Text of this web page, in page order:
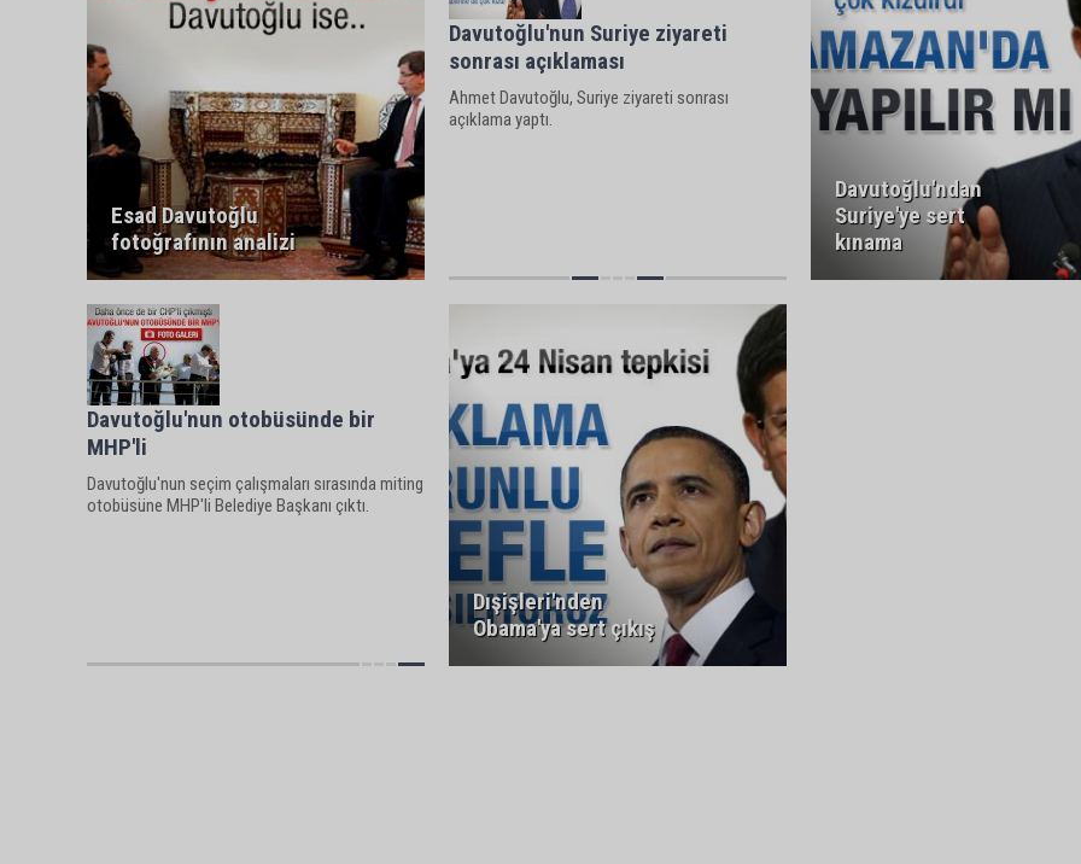
Esad Davutoğlu
fotoğrafının analizi
Davutoğlu'nun Suriye ziyareti
sonrası açıklaması
Ahmet Davutoğlu, Suriye ziyareti sonrası
açıklama yaptı.
Davutoğlu'ndan
Suriye'ye sert
kınama
Davutoğlu'nun otobüsünde bir
MHP'li
Davutoğlu'nun seçim çalışmaları sırasında miting
otobüsüne MHP'li Belediye Başkanı çıktı.
Dışişleri'nden
Obama'ya sert çıkış